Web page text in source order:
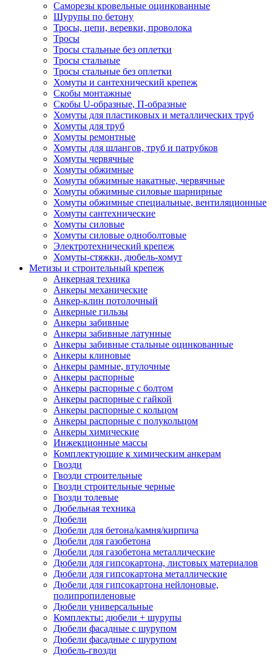
Саморезы кровельные оцинкованные
Шурупы по бетону
Тросы, цепи, веревки, проволока
Тросы
Тросы стальные без оплетки
Тросы стальные
Тросы стальные без оплетки
Хомуты и сантехнический крепеж
Скобы монтажные
Скобы U-образные, П-образные
Хомуты для пластиковых и металлических труб
Хомуты для труб
Хомуты ремонтные
Хомуты для шлангов, труб и патрубков
Хомуты червячные
Хомуты обжимные
Хомуты обжимные накатные, червячные
Хомуты обжимные силовые шарнирные
Хомуты обжимные специальные, вентиляционные
Хомуты сантехнические
Хомуты силовые
Хомуты силовые одноболтовые
Электротехнический крепеж
Хомуты-стяжки, дюбель-хомут
Метизы и строительный крепеж
Анкерная техника
Анкеры механические
Анкер-клин потолочный
Анкерные гильзы
Анкеры забивные
Анкеры забивные латунные
Анкеры забивные стальные оцинкованные
Анкеры клиновые
Анкеры рамные, втулочные
Анкеры распорные
Анкеры распорные с болтом
Анкеры распорные с гайкой
Анкеры распорные с кольцом
Анкеры распорные с полукольцом
Анкеры химические
Инжекционные массы
Комплектующие к химическим анкерам
Гвозди
Гвозди строительные
Гвозди строительные черные
Гвозди толевые
Дюбельная техника
Дюбели
Дюбели для бетона/камня/кирпича
Дюбели для газобетона
Дюбели для газобетона металлические
Дюбели для гипсокартона, листовых материалов
Дюбели для гипсокартона металлические
Дюбели для гипсокартона нейлоновые,
полипропиленовые
Дюбели универсальные
Комплекты: дюбели + шурупы
Дюбели фасадные с шурупом
Дюбели фасадные с шурупом
Дюбель-гвозди